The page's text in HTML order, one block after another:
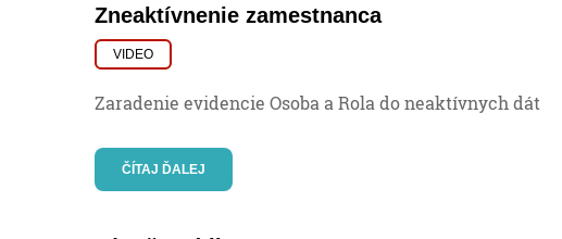
Zneaktívnenie zamestnanca
VIDEO
Zaradenie evidencie Osoba a Rola do neaktívnych dát
ČÍTAJ ĎALEJ